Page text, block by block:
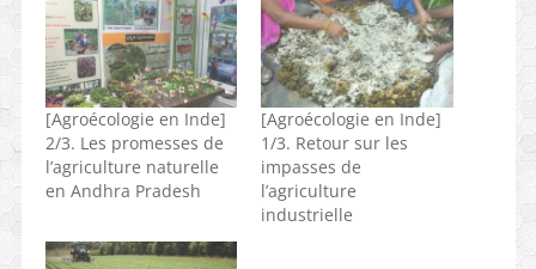
[Agroécologie en Inde]
2/3. Les promesses de
l’agriculture naturelle
en Andhra Pradesh
[Agroécologie en Inde]
1/3. Retour sur les
impasses de
l’agriculture
industrielle